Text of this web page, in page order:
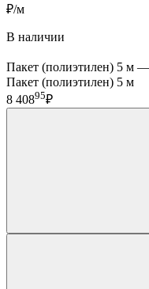
₽/м
В наличии
Пакет (полиэтилен) 5 м —
Пакет (полиэтилен) 5 м
8 40895₽